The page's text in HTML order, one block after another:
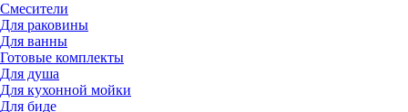
Смесители
Для раковины
Для ванны
Готовые комплекты
Для душа
Для кухонной мойки
Для биде